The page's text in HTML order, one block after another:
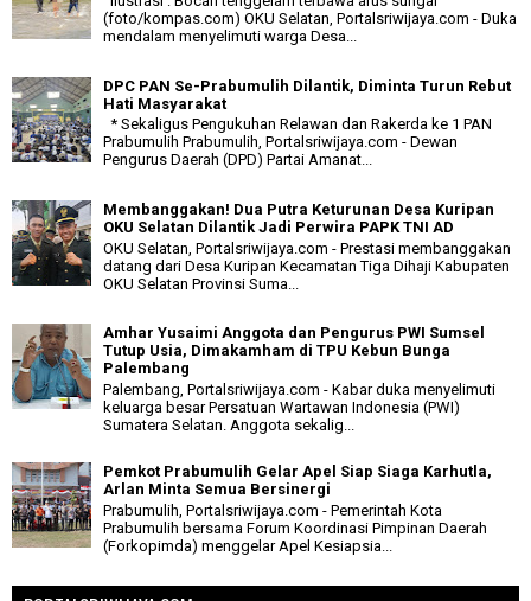
(foto/kompas.com) OKU Selatan, Portalsriwijaya.com - Duka
mendalam menyelimuti warga Desa...
DPC PAN Se-Prabumulih Dilantik, Diminta Turun Rebut
Hati Masyarakat
* Sekaligus Pengukuhan Relawan dan Rakerda ke 1 PAN
Prabumulih Prabumulih, Portalsriwijaya.com - Dewan
Pengurus Daerah (DPD) Partai Amanat...
Membanggakan! Dua Putra Keturunan Desa Kuripan
OKU Selatan Dilantik Jadi Perwira PAPK TNI AD
OKU Selatan, Portalsriwijaya.com - Prestasi membanggakan
datang dari Desa Kuripan Kecamatan Tiga Dihaji Kabupaten
OKU Selatan Provinsi Suma...
Amhar Yusaimi Anggota dan Pengurus PWI Sumsel
Tutup Usia, Dimakamham di TPU Kebun Bunga
Palembang
Palembang, Portalsriwijaya.com - Kabar duka menyelimuti
keluarga besar Persatuan Wartawan Indonesia (PWI)
Sumatera Selatan. Anggota sekalig...
Pemkot Prabumulih Gelar Apel Siap Siaga Karhutla,
Arlan Minta Semua Bersinergi
Prabumulih, Portalsriwijaya.com - Pemerintah Kota
Prabumulih bersama Forum Koordinasi Pimpinan Daerah
(Forkopimda) menggelar Apel Kesiapsia...